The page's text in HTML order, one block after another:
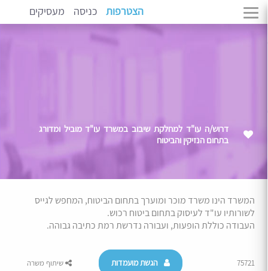
הצטרפות כניסה מעסיקים
דרוש/ה עו"ד למחלקת שיבוב במשרד עו"ד מוביל ומדורג
בתחום הנזיקין והביטוח
המשרד הינו משרד מוכר ומוערך בתחום הביטוח, המחפש לגייס
לשורותיו עו"ד לעיסוק בתחום ביטוח רכוש.
העבודה כוללת הופעות, ועבורה נדרשת רמת כתיבה גבוהה.
75721 הגשת מועמדות שיתוף משרה